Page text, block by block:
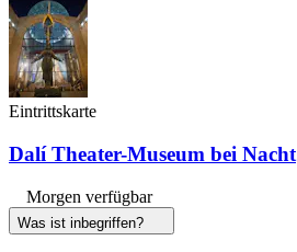
Eintrittskarte
Dalí Theater-Museum bei Nacht
Morgen verfügbar
Was ist inbegriffen?